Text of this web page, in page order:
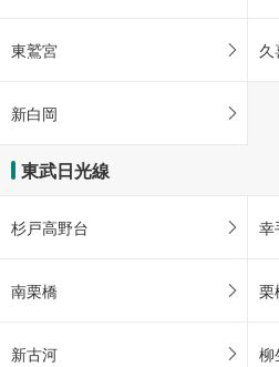
東鷲宮 久
新白岡
東武日光線
杉戸高野台 幸
南栗橋 栗
新古河 柳